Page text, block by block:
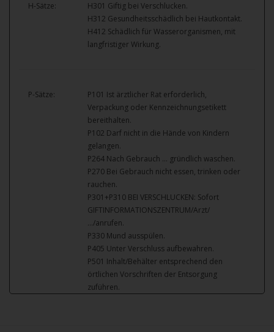
H-Sätze:
H301 Giftig bei Verschlucken.
H312 Gesundheitsschädlich bei Hautkontakt.
H412 Schädlich für Wasserorganismen, mit
langfristiger Wirkung.
P-Sätze:
P101 Ist ärztlicher Rat erforderlich,
Verpackung oder Kennzeichnungsetikett
bereithalten.
P102 Darf nicht in die Hände von Kindern
gelangen.
P264 Nach Gebrauch … gründlich waschen.
P270 Bei Gebrauch nicht essen, trinken oder
rauchen.
P301+P310 BEI VERSCHLUCKEN: Sofort
GIFTINFORMATIONSZENTRUM/Arzt/
…/anrufen.
P330 Mund ausspülen.
P405 Unter Verschluss aufbewahren.
P501 Inhalt/Behälter entsprechend den
örtlichen Vorschriften der Entsorgung
zuführen.